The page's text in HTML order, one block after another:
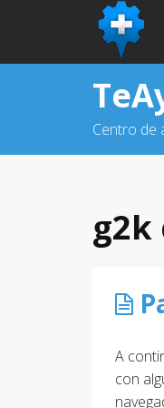
Centro de
g2k
A
con